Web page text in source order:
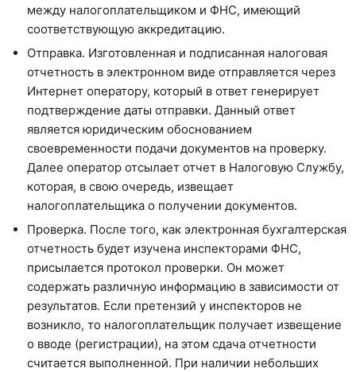
между налогоплательщиком и ФНС, имеющий
соответствующую аккредитацию.
Отправка. Изготовленная и подписанная налоговая
отчетность в электронном виде отправляется через
Интернет оператору, который в ответ генерирует
подтверждение даты отправки. Данный ответ
является юридическим обоснованием
своевременности подачи документов на проверку.
Далее оператор отсылает отчет в Налоговую Службу,
которая, в свою очередь, извещает
налогоплательщика о получении документов.
Проверка. После того, как электронная бухгалтерская
отчетность будет изучена инспекторами ФНС,
присылается протокол проверки. Он может
содержать различную информацию в зависимости от
результатов. Если претензий у инспекторов не
возникло, то налогоплательщик получает извещение
о вводе (регистрации), на этом сдача отчетности
считается выполненной. При наличии небольших